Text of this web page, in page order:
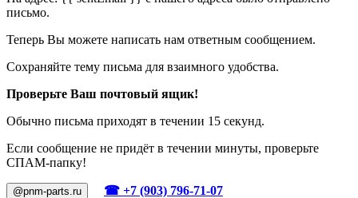
письмо.
Теперь Вы можете написать нам ответным сообщением.
Сохраняйте тему письма для взаимного удобства.
Проверьте Ваш почтовый ящик!
Обычно письма приходят в течении 15 секунд.
Если сообщение не придёт в течении минуты, проверьте
СПАМ-папку!
@pnm-parts.ru
☎ +7 (903) 796-71-07